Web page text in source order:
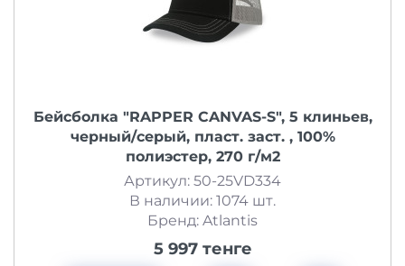
Бейсболка "RAPPER CANVAS-S", 5 клиньев,
черный/серый, пласт. заст. , 100%
полиэстер, 270 г/м2
Артикул: 50-25VD334
В наличии: 1074 шт.
Бренд: Atlantis
5 997 тенге